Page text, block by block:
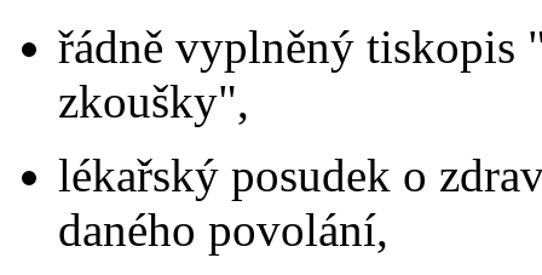
řádně vyplněný tiskopis
zkoušky",
lékařský posudek o
daného povolání,